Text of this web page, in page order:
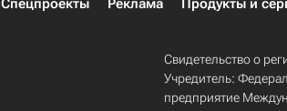
Спецпроекты
Реклама Продукты и
Свидетельство о
Учредитель:
предприятие